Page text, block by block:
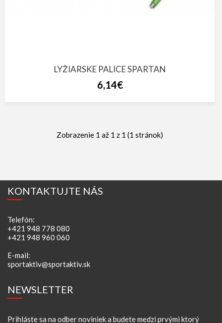
LYŽIARSKE PALICE SPARTAN
6,14€
Zobrazenie 1 až 1 z 1 (1 stránok)
KONTAKTUJTE NÁS
Telefón:
+421 948 778 080
+421 948 960 060
E-mail:
sportaktiv@sportaktiv.sk
NEWSLETTER
Prihláste sa na odber noviniek a budete medzi prvými ktorý